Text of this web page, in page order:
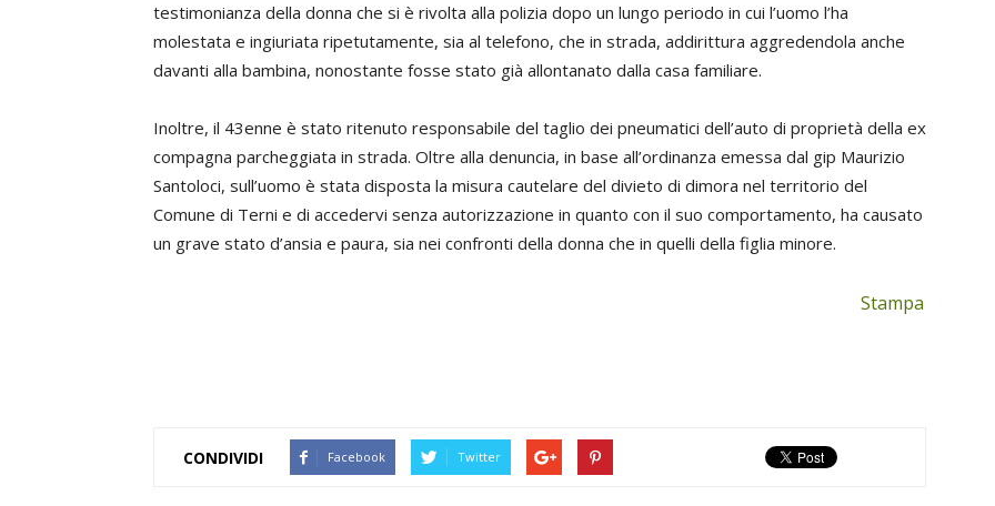
testimonianza della donna che si è rivolta alla polizia dopo un lungo periodo in cui l’uomo l’ha
molestata e ingiuriata ripetutamente, sia al telefono, che in strada, addirittura aggredendola anche
davanti alla bambina, nonostante fosse stato già allontanato dalla casa familiare.
Inoltre, il 43enne è stato ritenuto responsabile del taglio dei pneumatici dell’auto di proprietà della ex
compagna parcheggiata in strada. Oltre alla denuncia, in base all’ordinanza emessa dal gip Maurizio
Santoloci, sull’uomo è stata disposta la misura cautelare del divieto di dimora nel territorio del
Comune di Terni e di accedervi senza autorizzazione in quanto con il suo comportamento, ha causato
un grave stato d’ansia e paura, sia nei confronti della donna che in quelli della figlia minore.
Stampa
CONDIVIDI Facebook Twitter